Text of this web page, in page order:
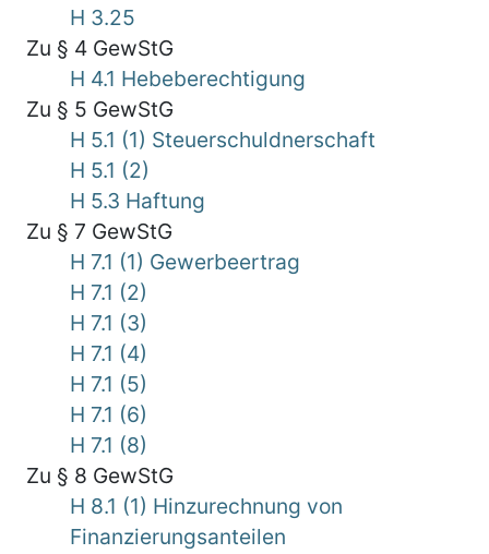
H 3.25
Zu § 4 GewStG
H 4.1 Hebeberechtigung
Zu § 5 GewStG
H 5.1 (1) Steuerschuldnerschaft
H 5.1 (2)
H 5.3 Haftung
Zu § 7 GewStG
H 7.1 (1) Gewerbeertrag
H 7.1 (2)
H 7.1 (3)
H 7.1 (4)
H 7.1 (5)
H 7.1 (6)
H 7.1 (8)
Zu § 8 GewStG
H 8.1 (1) Hinzurechnung von
Finanzierungsanteilen